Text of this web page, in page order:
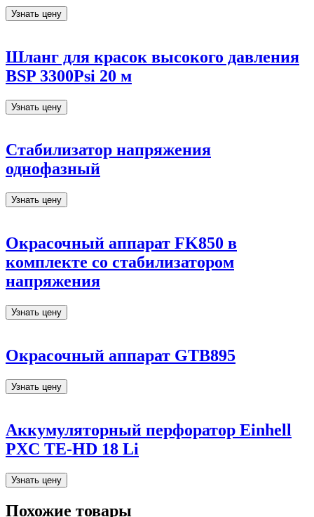
Узнать цену
Шланг для красок высокого давления
BSP 3300Psi 20 м
Узнать цену
Стабилизатор напряжения
однофазный
Узнать цену
Окрасочный аппарат FK850 в
комплекте со стабилизатором
напряжения
Узнать цену
Окрасочный аппарат GTB895
Узнать цену
Аккумуляторный перфоратор Einhell
PXC TE-HD 18 Li
Узнать цену
Похожие товары